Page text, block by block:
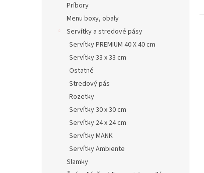
Príbory
Menu boxy, obaly
Servítky a stredové pásy
Servítky PREMIUM 40 X 40 cm
Servítky 33 x 33 cm
Ostatné
Stredový pás
Rozetky
Servítky 30 x 30 cm
Servítky 24 x 24 cm
Servítky MANK
Servítky Ambiente
Slamky